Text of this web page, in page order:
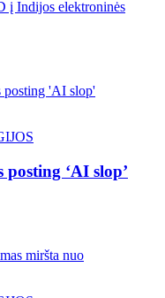
į Indijos elektroninės
‘AI slop’